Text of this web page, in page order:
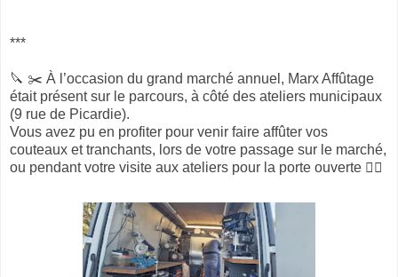
***
🔪 ✂️ À l’occasion du grand marché annuel, Marx Affûtage
était présent sur le parcours, à côté des ateliers municipaux
(9 rue de Picardie).
Vous avez pu en profiter pour venir faire affûter vos
couteaux et tranchants, lors de votre passage sur le marché,
ou pendant votre visite aux ateliers pour la porte ouverte 👌🏻